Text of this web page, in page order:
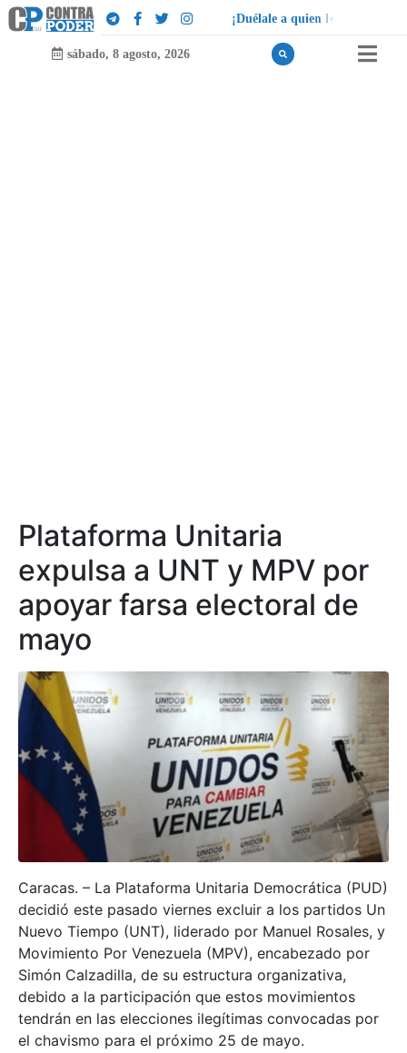
¡Duélale a quien l e
sábado, 8 agosto, 2026
Plataforma Unitaria
expulsa a UNT y MPV por
apoyar farsa electoral de
mayo
Caracas. – La Plataforma Unitaria Democrática (PUD)
decidió este pasado viernes excluir a los partidos Un
Nuevo Tiempo (UNT), liderado por Manuel Rosales, y
Movimiento Por Venezuela (MPV), encabezado por
Simón Calzadilla, de su estructura organizativa,
debido a la participación que estos movimientos
tendrán en las elecciones ilegítimas convocadas por
el chavismo para el próximo 25 de mayo.